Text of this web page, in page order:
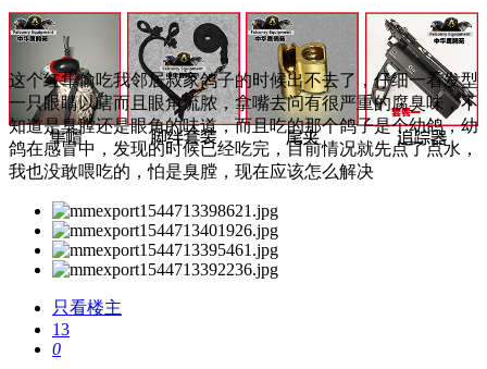
这个红隼偷吃我邻居叔家鸽子的时候出不去了，仔细一看发型
一只眼睛以瞎而且眼角流脓，拿嘴去问有很严重的腐臭味，不
知道是臭膛还是眼角的味道，而且吃的那个鸽子是个幼鸽，幼
鸽在感冒中，发现的时候已经吃完，目前情况就先点了点水，
我也没敢喂吃的，怕是臭膛，现在应该怎么解决
只看楼主
13
0